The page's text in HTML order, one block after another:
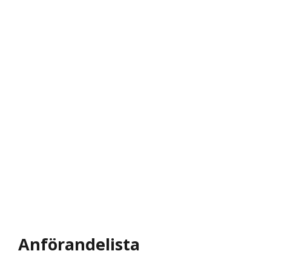
Anförandelista